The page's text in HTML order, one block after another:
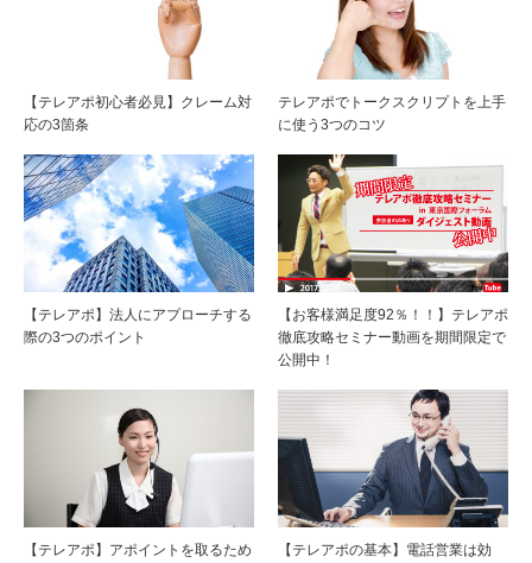
【テレアポ初心者必見】クレーム対
応の3箇条
テレアポでトークスクリプトを上手
に使う3つのコツ
【テレアポ】法人にアプローチする
際の3つのポイント
【お客様満足度92％！！】テレアポ
徹底攻略セミナー動画を期間限定で
公開中！
【テレアポ】アポイントを取るため
【テレアポの基本】電話営業は効